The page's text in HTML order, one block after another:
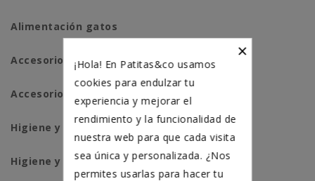
Alimentación gatos
Accesorios perros
Accesorios para gatos
Higiene y salud perros
Higiene y salud gatos
×
¡Hola! En Patitas&co usamos
cookies para endulzar tu
experiencia y mejorar el
rendimiento y la funcionalidad de
nuestra web para que cada visita
sea única y personalizada. ¿Nos
permites usarlas para hacer tu